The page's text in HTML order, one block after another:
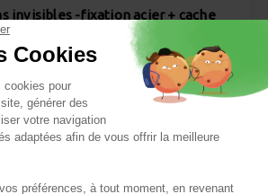
invisibles -fixation acier + cache
114mm - CIME